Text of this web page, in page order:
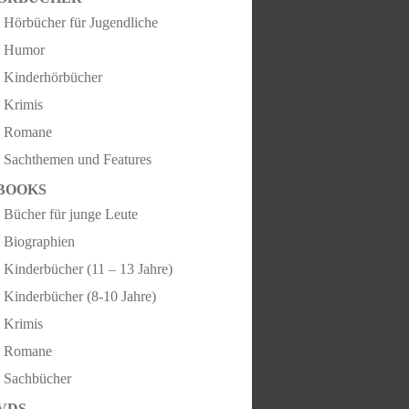
Hörbücher für Jugendliche
Humor
Kinderhörbücher
Krimis
Romane
Sachthemen und Features
Bücher für junge Leute
Biographien
Kinderbücher (11 – 13 Jahre)
Kinderbücher (8-10 Jahre)
Krimis
Romane
Sachbücher